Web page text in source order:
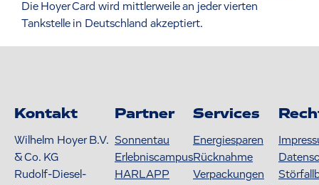
Die Hoyer Card wird mittlerweile an jeder vierten
Tankstelle in Deutschland akzeptiert.
Kontakt
Wilhelm Hoyer B.V.
& Co. KG
Rudolf-Diesel-
Partner
Sonnentau
Erlebniscampus
HARLAPP
Services
Energiesparen
Rücknahme
Verpackungen